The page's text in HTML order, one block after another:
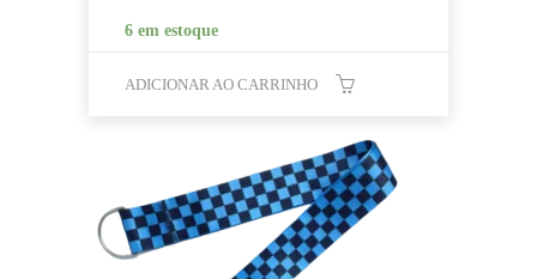
6 em estoque
ADICIONAR AO CARRINHO